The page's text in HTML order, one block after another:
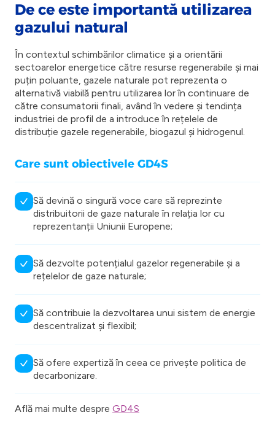
De ce este importantă utilizarea
gazului natural
În contextul schimbărilor climatice și a orientării
sectoarelor energetice către resurse regenerabile și mai
puțin poluante, gazele naturale pot reprezenta o
alternativă viabilă pentru utilizarea lor în continuare de
către consumatorii finali, având în vedere și tendința
industriei de profil de a introduce în rețelele de
distribuție gazele regenerabile, biogazul și hidrogenul.
Care sunt obiectivele GD4S
Să devină o singură voce care să reprezinte
distribuitorii de gaze naturale în relația lor cu
reprezentanții Uniunii Europene;
Să dezvolte potențialul gazelor regenerabile și a
rețelelor de gaze naturale;
Să contribuie la dezvoltarea unui sistem de energie
descentralizat și flexibil;
Să ofere expertiză în ceea ce privește politica de
decarbonizare.
Află mai multe despre GD4S